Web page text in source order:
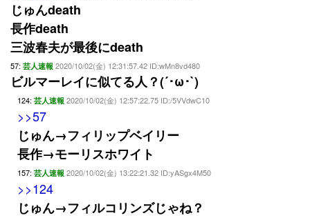
じゅんdeath
長作death
三波春夫が最後にdeath
57: 芸人速報 2020/10/02(金) 12:31:57.42 ID:wMn8vd480
ビルマーレイに似てる人？(´･ω･`)
124: 芸人速報 2020/10/02(金) 12:57:22.75 ID:/5VVdwC10
>>57
じゅん→フィリップベイリー
長作→モーリスホワイト
157: 芸人速報 2020/10/02(金) 13:22:21.32 ID:yASgx4M50
>>124
じゅん→フィルコリンズじゃね？